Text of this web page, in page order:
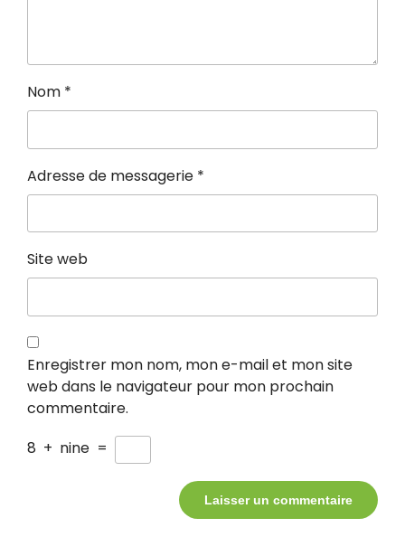
Nom *
Adresse de messagerie *
Site web
Enregistrer mon nom, mon e-mail et mon site
web dans le navigateur pour mon prochain
commentaire.
8 + nine =